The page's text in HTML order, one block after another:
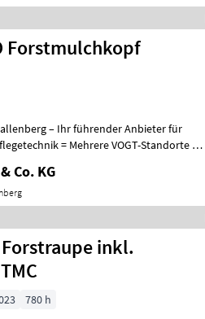
Forstmulchkopf
– Ihr führender Anbieter für
VOGT-Standorte +
Co. KG
Forstraupe inkl.
780 h